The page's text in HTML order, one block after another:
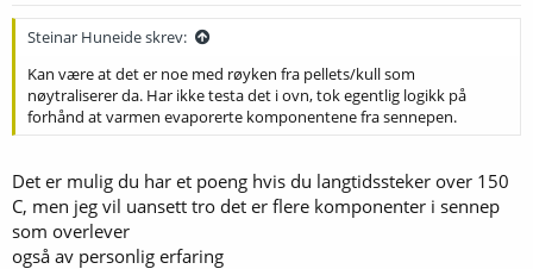
Steinar Huneide skrev:
Kan være at det er noe med røyken fra pellets/kull som
nøytraliserer da. Har ikke testa det i ovn, tok egentlig logikk på
forhånd at varmen evaporerte komponentene fra sennepen.
Det er mulig du har et poeng hvis du langtidssteker over 150
C, men jeg vil uansett tro det er flere komponenter i sennep
som overlever
også av personlig erfaring